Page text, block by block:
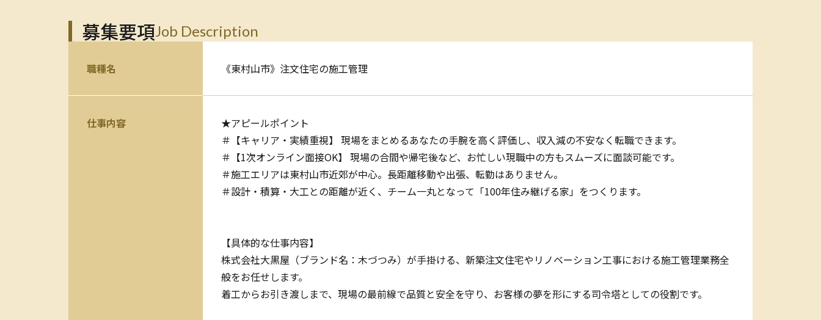
募集要項Job Description
職種名 《東村山市》注文住宅の施工管理
仕事内容
★アピールポイント
＃【キャリア・実績重視】 現場をまとめるあなたの手腕を高く評価し、収入減の不安なく転職できます。
＃【1次オンライン面接OK】 現場の合間や帰宅後など、お忙しい現職中の方もスムーズに面談可能です。
＃施工エリアは東村山市近郊が中心。長距離移動や出張、転勤はありません。
＃設計・積算・大工との距離が近く、チーム一丸となって「100年住み継げる家」をつくります。
【具体的な仕事内容】
株式会社大黒屋（ブランド名：木づつみ）が手掛ける、新築注文住宅やリノベーション工事における施工管理業務全
般をお任せします。
着工からお引き渡しまで、現場の最前線で品質と安全を守り、お客様の夢を形にする司令塔としての役割です。